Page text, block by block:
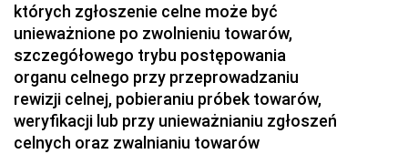
których zgłoszenie celne może być
unieważnione po zwolnieniu towarów,
szczegółowego trybu postępowania
organu celnego przy przeprowadzaniu
rewizji celnej, pobieraniu próbek towarów,
weryfikacji lub przy unieważnianiu zgłoszeń
celnych oraz zwalnianiu towarów